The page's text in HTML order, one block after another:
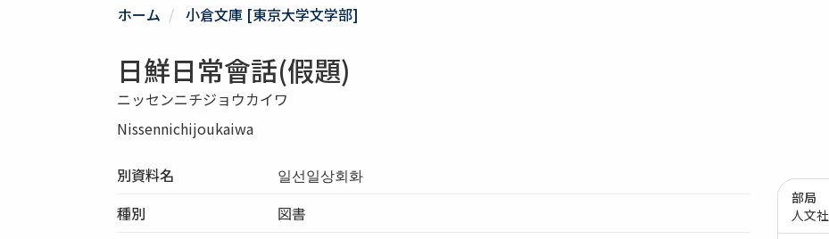
ホーム 小倉文庫 [東京大学文学部]
日鮮日常會話(假題)
ニッセンニチジョウカイワ
Nissennichijoukaiwa
別資料名
일선일상회화
種別
図書
部局
人文